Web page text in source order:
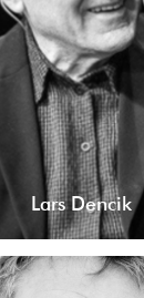
Lars Dencik